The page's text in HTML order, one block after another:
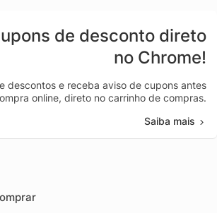
de desconto direto
no Chrome!
descontos e receba aviso de cupons antes
online, direto no carrinho de compras.
Saiba mais